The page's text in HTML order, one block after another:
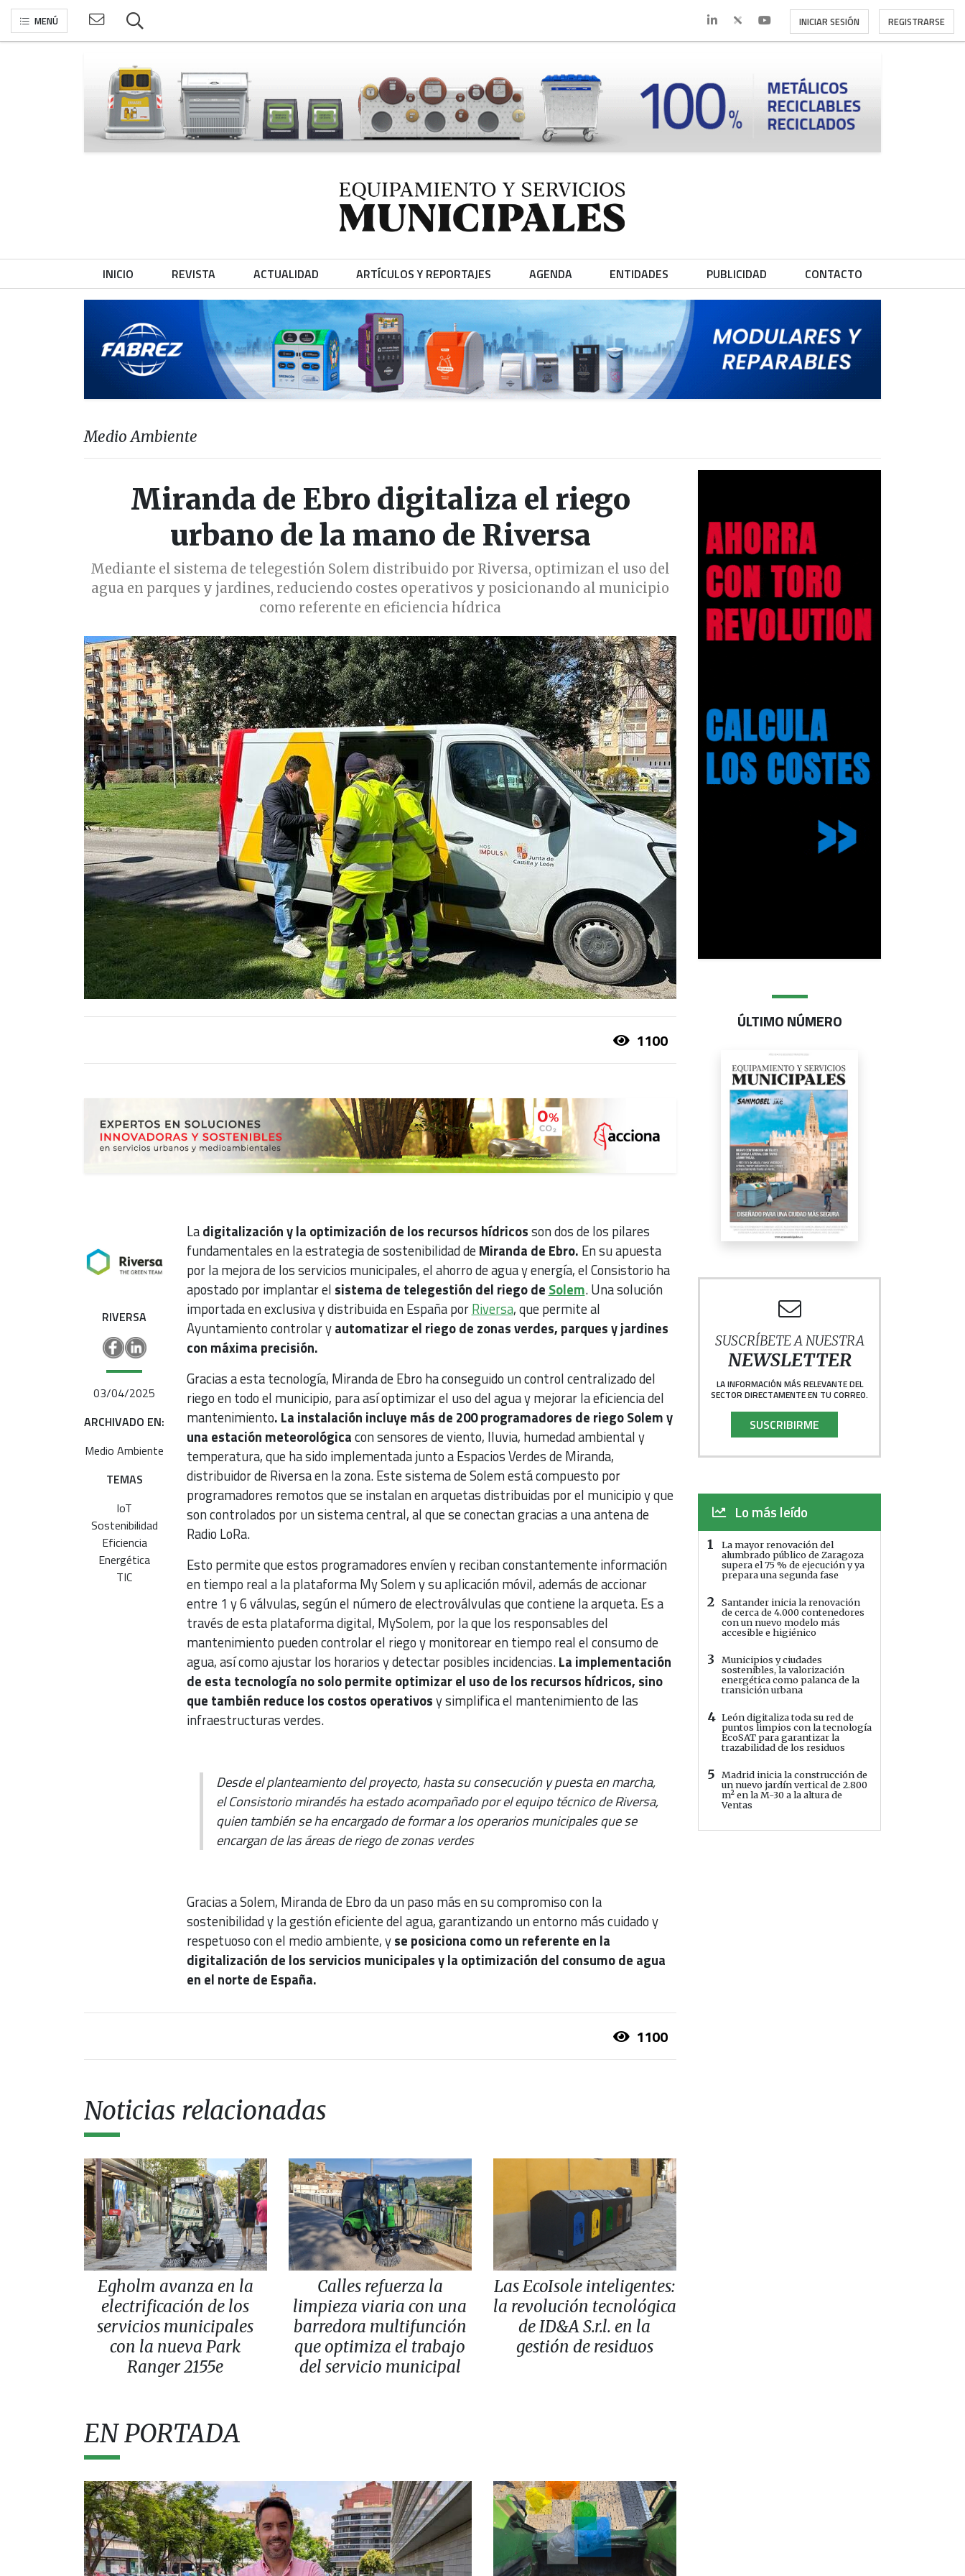
MENÚ INICIAR SESIÓN REGISTRARSE
INICIO REVISTA ACTUALIDAD ARTÍCULOS Y REPORTAJES AGENDA ENTIDADES PUBLICIDAD CONTACTO
Medio Ambiente
Miranda de Ebro digitaliza el riego
urbano de la mano de Riversa
Mediante el sistema de telegestión Solem distribuido por Riversa, optimizan el uso del
agua en parques y jardines, reduciendo costes operativos y posicionando al municipio
como referente en eficiencia hídrica
1100
RIVERSA
03/04/2025
ARCHIVADO EN:
Medio Ambiente
TEMAS
IoT
Sostenibilidad
Eficiencia
Energética
TIC
Ladigitalización y la optimización de los recursos hídricosson dos de los pilares
fundamentales en la estrategia de sostenibilidad deMiranda de Ebro. En su apuesta
por la mejora de los servicios municipales, el ahorro de agua y energía, el Consistorio ha
apostado por implantar el sistema de telegestión del riego de Solem. Una solución
importada en exclusiva y distribuida en España porRiversa, que permite al
Ayuntamiento controlar yautomatizar el riego de zonas verdes, parques y jardines
con máxima precisión.
Gracias a esta tecnología, Miranda de Ebro ha conseguido un control centralizado del
riego en todo el municipio, para así optimizar el uso del agua y mejorar la eficiencia del
mantenimiento. La instalación incluye más de 200 programadores de riego Solem y
una estación meteorológicacon sensores de viento, lluvia, humedad ambiental y
temperatura, que ha sido implementada junto a Espacios Verdes de Miranda,
distribuidor de Riversa en la zona. Este sistema de Solem está compuesto por
programadores remotos que se instalan en arquetas distribuidas por el municipio y que
son controlados por un sistema central, al que se conectan gracias a una antena de
Radio LoRa.
Esto permite que estos programadores envíen y reciban constantemente información
en tiempo real a la plataforma My Solem y su aplicación móvil, además de accionar
entre 1 y 6 válvulas, según el número de electroválvulas que contiene la arqueta. Es a
través de esta plataforma digital, MySolem, por la que los responsables del
mantenimiento pueden controlar el riego y monitorear en tiempo real el consumo de
agua, así como ajustar los horarios y detectar posibles incidencias.La implementación
de esta tecnología no solo permite optimizar el uso de los recursos hídricos, sino
que también reduce los costos operativosy simplifica el mantenimiento de las
infraestructuras verdes.
Desde el planteamiento del proyecto, hasta su consecución y puesta en marcha,
el Consistorio mirandés ha estado acompañado por el equipo técnico de Riversa,
quien también se ha encargado de formar a los operarios municipales que se
encargan de las áreas de riego de zonas verdes
Gracias a Solem, Miranda de Ebro da un paso más en su compromiso con la
sostenibilidad y la gestión eficiente del agua, garantizando un entorno más cuidado y
respetuoso con el medio ambiente, yse posiciona como un referente en la
digitalización de los servicios municipales y la optimización del consumo de agua
en el norte de España.
1100
Noticias relacionadas
Egholm avanza en la
electrificación de los
servicios municipales
con la nueva Park
Ranger 2155e
Calles refuerza la
limpieza viaria con una
barredora multifunción
que optimiza el trabajo
del servicio municipal
Las EcoIsole inteligentes:
la revolución tecnológica
de ID&A S.r.l. en la
gestión de residuos
EN PORTADA
ÚLTIMO NÚMERO
SUSCRÍBETE A NUESTRA
NEWSLETTER
LA INFORMACIÓN MÁS RELEVANTE DEL
SECTOR DIRECTAMENTE EN TU CORREO.
SUSCRIBIRME
Lo más leído
1
La mayor renovación del
alumbrado público de Zaragoza
supera el 75 % de ejecución y ya
prepara una segunda fase
2
Santander inicia la renovación
de cerca de 4.000 contenedores
con un nuevo modelo más
accesible e higiénico
3
Municipios y ciudades
sostenibles, la valorización
energética como palanca de la
transición urbana
4 León digitaliza toda su red de
puntos limpios con la tecnología
EcoSAT para garantizar la
trazabilidad de los residuos
5
Madrid inicia la construcción de
un nuevo jardín vertical de 2.800
m² en la M-30 a la altura de
Ventas